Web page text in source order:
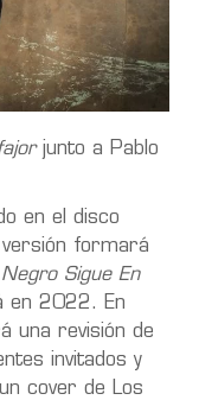
junto a Pablo
en el disco
formará
Sigue En
en 2022. En
una revisión de
invitados y
cover de Los